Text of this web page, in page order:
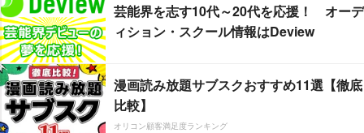
芸能界を志す10代～20代を応援！ オーデ
ィション・スクール情報はDeview
漫画読み放題サブスクおすすめ11選【徹底
比較】
オリコン顧客満足度ランキング